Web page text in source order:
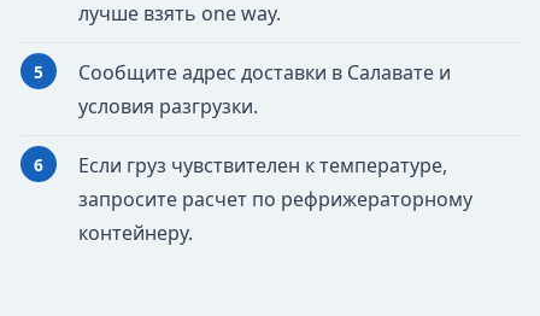
лучше взять one way.
Сообщите адрес доставки в Салавате и
условия разгрузки.
Если груз чувствителен к температуре,
запросите расчет по рефрижераторному
контейнеру.